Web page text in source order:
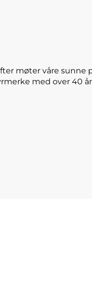
møter våre sunne
med over 40